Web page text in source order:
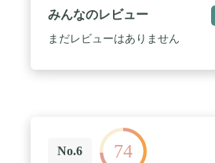
安心。
みんなのレビュー
まだレビューはありません
No.6 74